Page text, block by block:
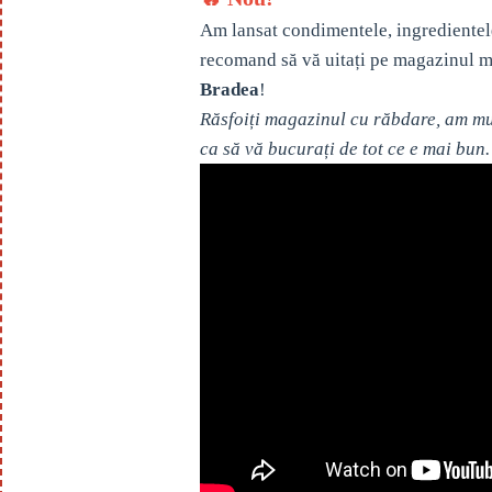
Am lansat condimentele,
recomand să vă uitați pe magazinul
Bradea!
Răsfoiți magazinul cu răbdare, am
ca să vă bucurați de tot ce e mai bun.